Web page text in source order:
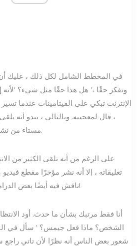
وتفكر حقًا ،' هل هذا حقًا مثل شيء؟
الإنترنت تبكي على الفيتامينات عندما
، قال لمعجبيه. وبالتالي ، يبدو أنه
مستاء من نشر جيمس حول منافستها.
على الرغم من أنه تلقى الكثير من
تعليقاته ، إلا أنه نشر مؤخرًا مقطع
ناقش فيه أيضًا بعض الدراما. انسكب الشاي يا فتاة!
الشخص؟ ماذا فعل جيمس؟ ' سأل في
شعور بعض الناس أنه نظرًا لأن تاتي